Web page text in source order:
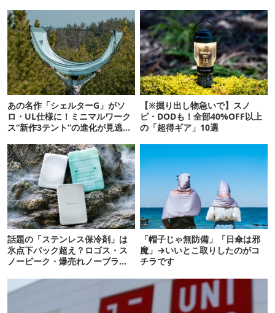
あの名作「シェルターG」がソ
ロ・UL仕様に！ミニマルワーク
ス“新作3テント”の進化が見逃せ
【※掘り出し物急いで】スノ
ピ・DODも！全部40%OFF以上
の「超得ギア」10選
話題の「ステンレス保冷剤」は
氷点下パック超え？ロゴス・ス
ノーピーク・爆売れノーブラン
「帽子じゃ無防備」「日傘は邪
魔」→いいとこ取りしたのがコ
チラです